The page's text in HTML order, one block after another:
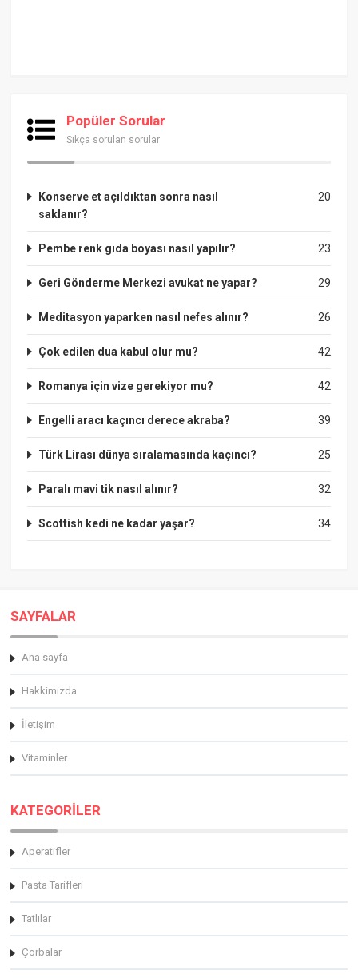
Popüler Sorular
Sıkça sorulan sorular
20
Konserve et açıldıktan sonra nasıl
saklanır?
23
Pembe renk gıda boyası nasıl yapılır?
29
Geri Gönderme Merkezi avukat ne yapar?
26
Meditasyon yaparken nasıl nefes alınır?
42
Çok edilen dua kabul olur mu?
42
Romanya için vize gerekiyor mu?
39
Engelli aracı kaçıncı derece akraba?
25
Türk Lirası dünya sıralamasında kaçıncı?
32
Paralı mavi tik nasıl alınır?
34
Scottish kedi ne kadar yaşar?
SAYFALAR
Ana sayfa
Hakkimizda
İletişim
Vitaminler
KATEGORİLER
Aperatifler
Pasta Tarifleri
Tatlılar
Çorbalar